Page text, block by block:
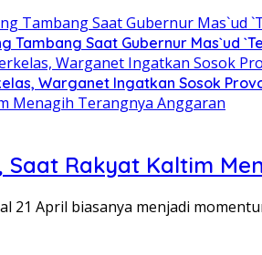
Tambang Saat Gubernur Mas`ud
Warganet Ingatkan Sosok
Saat Rakyat Kaltim
21 April biasanya menjadi